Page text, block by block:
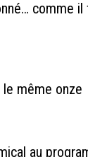
comme il
même onze
au